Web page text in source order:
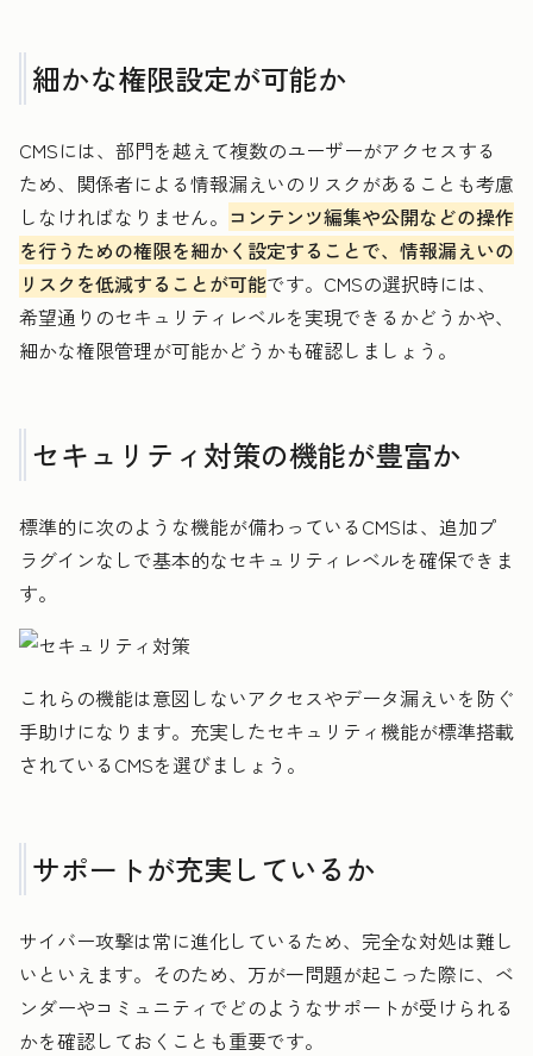
細かな権限設定が可能か
CMSには、部門を越えて複数のユーザーがアクセスする
ため、関係者による情報漏えいのリスクがあることも考慮
しなければなりません。 コンテンツ編集や公開などの操作
を行うための権限を細かく設定することで、情報漏えいの
リスクを低減することが可能です。CMSの選択時には、
希望通りのセキュリティレベルを実現できるかどうかや、
細かな権限管理が可能かどうかも確認しましょう。
セキュリティ対策の機能が豊富か
標準的に次のような機能が備わっているCMSは、追加プ
ラグインなしで基本的なセキュリティレベルを確保できま
す。
これらの機能は意図しないアクセスやデータ漏えいを防ぐ
手助けになります。充実したセキュリティ機能が標準搭載
されているCMSを選びましょう。
サポートが充実しているか
サイバー攻撃は常に進化しているため、完全な対処は難し
いといえます。そのため、万が一問題が起こった際に、ベ
ンダーやコミュニティでどのようなサポートが受けられる
かを確認しておくことも重要です。